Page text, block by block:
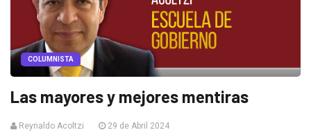
COLUMNISTA
Las mayores y mejores mentiras
Reynaldo Acoltzi 29 de Abril 2024